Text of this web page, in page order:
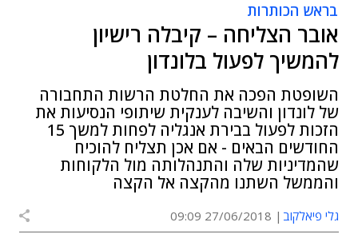
בראש הכותרות
אובר הצליחה – קיבלה רישיון
להמשיך לפעול בלונדון
השופטת הפכה את החלטת הרשות התחבורה
של לונדון והשיבה לענקית שיתופי הנסיעות את
הזכות לפעול בבירת אנגליה לפחות למשך 15
החודשים הבאים - אם אכן תצליח להוכיח
שהמדיניות שלה והתנהלותה מול הלקוחות
והממשל השתנו מהקצה אל הקצה
גלי פיאלקוב 27/06/2018 09:09